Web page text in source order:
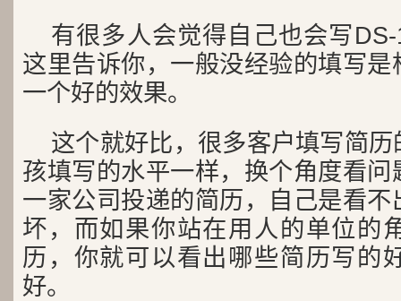
有很多人会觉得自己也会写
这里告诉你，一般没经验的填写
一个好的效果。
这个就好比，很多客户填写简
孩填写的水平一样，换个角度看
一家公司投递的简历，自己是看
坏，而如果你站在用人的单位的
历，你就可以看出哪些简历写的
好。